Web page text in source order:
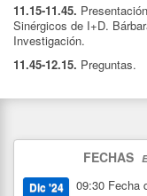
11.15-11.45.
Sinérgicos de I+D.
Investigación.
11.45-12.15. Preguntas.
FECHAS
Dic '24 09:30 Fecha